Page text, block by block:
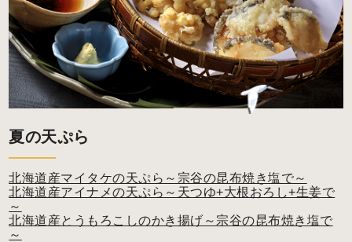
夏の天ぷら
北海道産マイタケの天ぷら～宗谷の昆布焼き塩で～
北海道産アイナメの天ぷら～天つゆ+大根おろし+生姜で
～
北海道産とうもろこしのかき揚げ～宗谷の昆布焼き塩で
～